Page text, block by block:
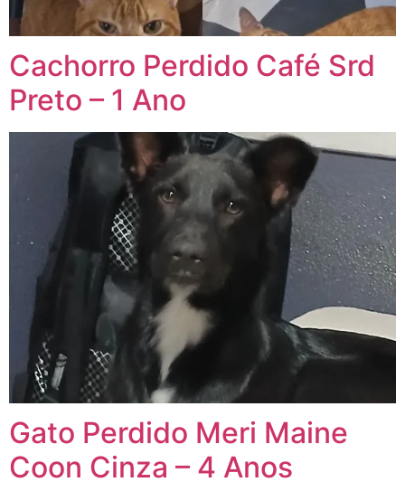
Cachorro Perdido Café Srd
Preto – 1 Ano
Gato Perdido Meri Maine
Coon Cinza – 4 Anos